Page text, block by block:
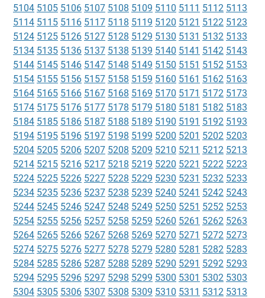
5104 5105 5106 5107 5108 5109 5110 5111 5112 5113
5114 5115 5116 5117 5118 5119 5120 5121 5122 5123
5124 5125 5126 5127 5128 5129 5130 5131 5132 5133
5134 5135 5136 5137 5138 5139 5140 5141 5142 5143
5144 5145 5146 5147 5148 5149 5150 5151 5152 5153
5154 5155 5156 5157 5158 5159 5160 5161 5162 5163
5164 5165 5166 5167 5168 5169 5170 5171 5172 5173
5174 5175 5176 5177 5178 5179 5180 5181 5182 5183
5184 5185 5186 5187 5188 5189 5190 5191 5192 5193
5194 5195 5196 5197 5198 5199 5200 5201 5202 5203
5204 5205 5206 5207 5208 5209 5210 5211 5212 5213
5214 5215 5216 5217 5218 5219 5220 5221 5222 5223
5224 5225 5226 5227 5228 5229 5230 5231 5232 5233
5234 5235 5236 5237 5238 5239 5240 5241 5242 5243
5244 5245 5246 5247 5248 5249 5250 5251 5252 5253
5254 5255 5256 5257 5258 5259 5260 5261 5262 5263
5264 5265 5266 5267 5268 5269 5270 5271 5272 5273
5274 5275 5276 5277 5278 5279 5280 5281 5282 5283
5284 5285 5286 5287 5288 5289 5290 5291 5292 5293
5294 5295 5296 5297 5298 5299 5300 5301 5302 5303
5304 5305 5306 5307 5308 5309 5310 5311 5312 5313